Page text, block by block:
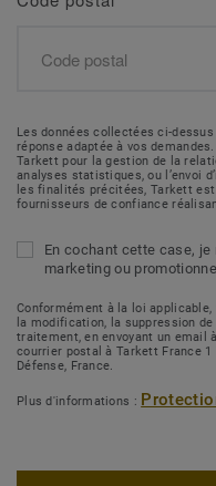
Les données collectées ci-
réponse adaptée à vos
Tarkett pour la gestion de la
analyses statistiques, ou l’envoi
les finalités précitées, Tarkett
fournisseurs de confiance
En cochant cette case,
marketing ou
Conformément à la loi applicable,
la modification, la suppression
traitement, en envoyant un email
courrier postal à Tarkett France
Défense, France.
Plus d'informations :